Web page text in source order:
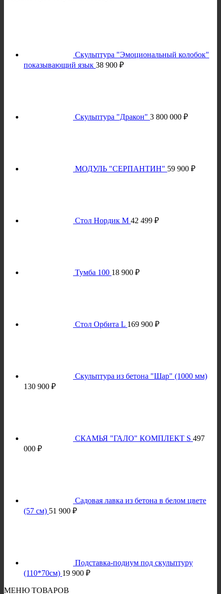
Скульптура "Эмоциональный колобок"
показывающий язык 38 900 ₽
Скульптура "Дракон" 3 800 000 ₽
МОДУЛЬ "СЕРПАНТИН" 59 900 ₽
Стол Нордик M 42 499 ₽
Тумба 100 18 900 ₽
Стол Орбита L 169 900 ₽
Скульптура из бетона "Шар" (1000 мм)
130 900 ₽
СКАМЬЯ "ГАЛО" КОМПЛЕКТ S 497
000 ₽
Садовая лавка из бетона в белом цвете
(57 см) 51 900 ₽
Подставка-подиум под скульптуру
(110*70см) 19 900 ₽
МЕНЮ ТОВАРОВ